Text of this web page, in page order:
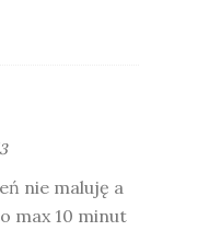
nie maluję a
max 10 minut